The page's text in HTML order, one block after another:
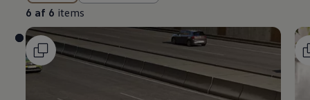
6 af 6 items